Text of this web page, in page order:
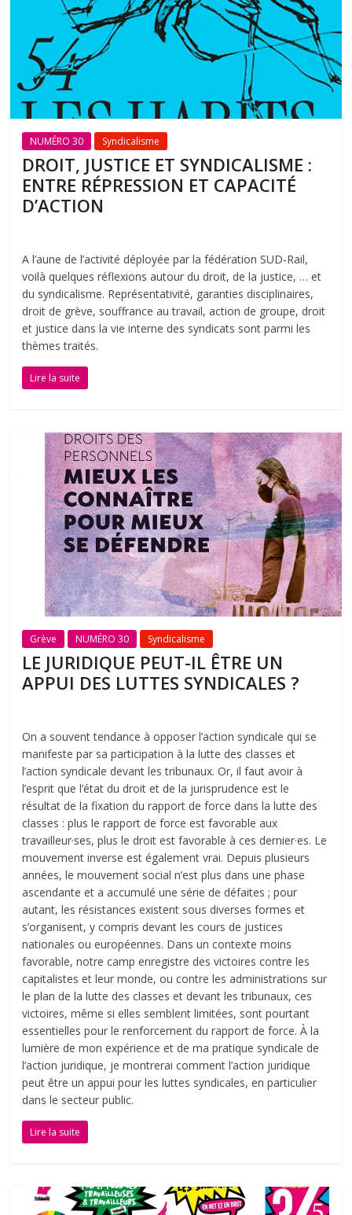
NUMÉRO 30 Syndicalisme
DROIT, JUSTICE ET SYNDICALISME :
ENTRE RÉPRESSION ET CAPACITÉ
D’ACTION
A l’aune de l’activité déployée par la fédération SUD-Rail,
voilà quelques réflexions autour du droit, de la justice, … et
du syndicalisme. Représentativité, garanties disciplinaires,
droit de grève, souffrance au travail, action de groupe, droit
et justice dans la vie interne des syndicats sont parmi les
thèmes traités.
Lire la suite
Grève NUMÉRO 30 Syndicalisme
LE JURIDIQUE PEUT-IL ÊTRE UN
APPUI DES LUTTES SYNDICALES ?
On a souvent tendance à opposer l’action syndicale qui se
manifeste par sa participation à la lutte des classes et
l’action syndicale devant les tribunaux. Or, il faut avoir à
l’esprit que l’état du droit et de la jurisprudence est le
résultat de la fixation du rapport de force dans la lutte des
classes : plus le rapport de force est favorable aux
travailleur·ses, plus le droit est favorable à ces dernier·es. Le
mouvement inverse est également vrai. Depuis plusieurs
années, le mouvement social n’est plus dans une phase
ascendante et a accumulé une série de défaites ; pour
autant, les résistances existent sous diverses formes et
s’organisent, y compris devant les cours de justices
nationales ou européennes. Dans un contexte moins
favorable, notre camp enregistre des victoires contre les
capitalistes et leur monde, ou contre les administrations sur
le plan de la lutte des classes et devant les tribunaux, ces
victoires, même si elles semblent limitées, sont pourtant
essentielles pour le renforcement du rapport de force. À la
lumière de mon expérience et de ma pratique syndicale de
l’action juridique, je montrerai comment l’action juridique
peut être un appui pour les luttes syndicales, en particulier
dans le secteur public.
Lire la suite